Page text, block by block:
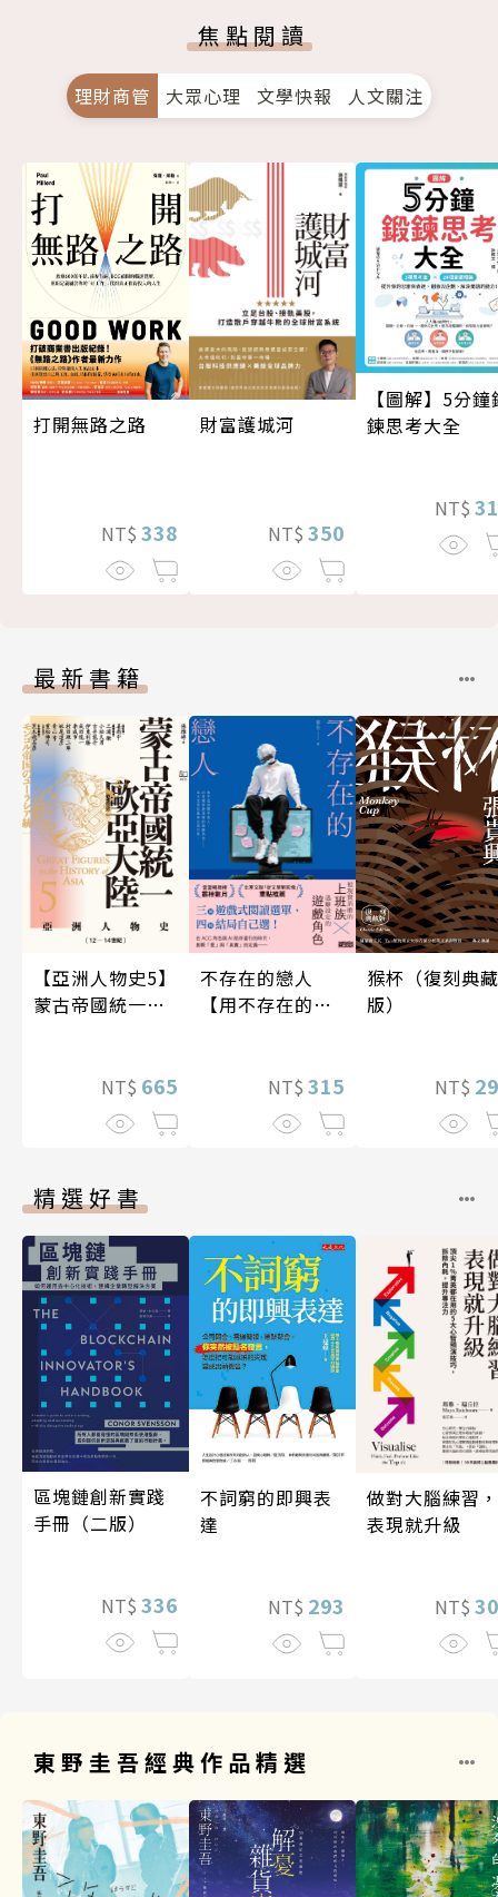
焦點閱讀
理財商管 大眾心理 文學快報 人文關注
打開無路之路
NT$ 338
財富護城河
NT$ 350
【圖解】5分鐘
鍊思考大全
NT$
最新書籍
【亞洲人物史5】
蒙古帝國統一歐
NT$ 665
不存在的戀人
【用不存在的
NT$ 315
猴杯（復刻典藏
版）
NT$
精選好書
區塊鏈創新實踐
手冊（二版）
NT$ 336
不詞窮的即興表
達
NT$ 293
做對大腦練習，
表現就升級
NT$
東野圭吾經典作品精選